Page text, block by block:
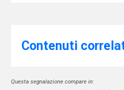
Contenuti
Questa segnalazione compare in: